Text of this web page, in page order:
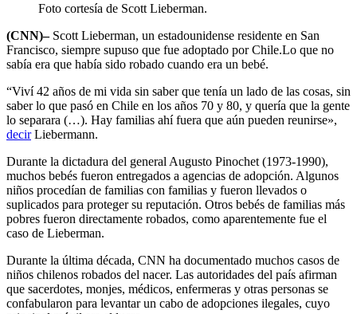
Foto cortesía de Scott Lieberman.
(CNN)–Scott Lieberman, un estadounidense residente en San
Francisco, siempre supuso que fue adoptado por Chile.Lo que no
sabía era que había sido robado cuando era un bebé.
“Viví 42 años de mi vida sin saber que tenía un lado de las cosas, sin
saber lo que pasó en Chile en los años 70 y 80, y quería que la gente
lo separara (…). Hay familias ahí fuera que aún pueden reunirse»,
decirLiebermann.
Durante la dictadura del general Augusto Pinochet (1973-1990),
muchos bebés fueron entregados a agencias de adopción. Algunos
niños procedían de familias con familias y fueron llevados o
suplicados para proteger su reputación. Otros bebés de familias más
pobres fueron directamente robados, como aparentemente fue el
caso de Lieberman.
Durante la última década, CNN ha documentado muchos casos de
niños chilenos robados del nacer. Las autoridades del país afirman
que sacerdotes, monjes, médicos, enfermeras y otras personas se
confabularon para levantar un cabo de adopciones ilegales, cuyo